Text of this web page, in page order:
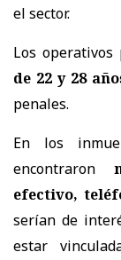
el sector.
Los
de 22 y 28
penales.
En los
encontraron
efectivo,
serían de
estar